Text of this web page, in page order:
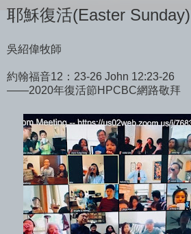
耶穌復活(Easter Sunday)
吳紹偉牧師
約翰福音12：23-26 John 12:23-26
——2020年復活節HPCBC網路敬拜